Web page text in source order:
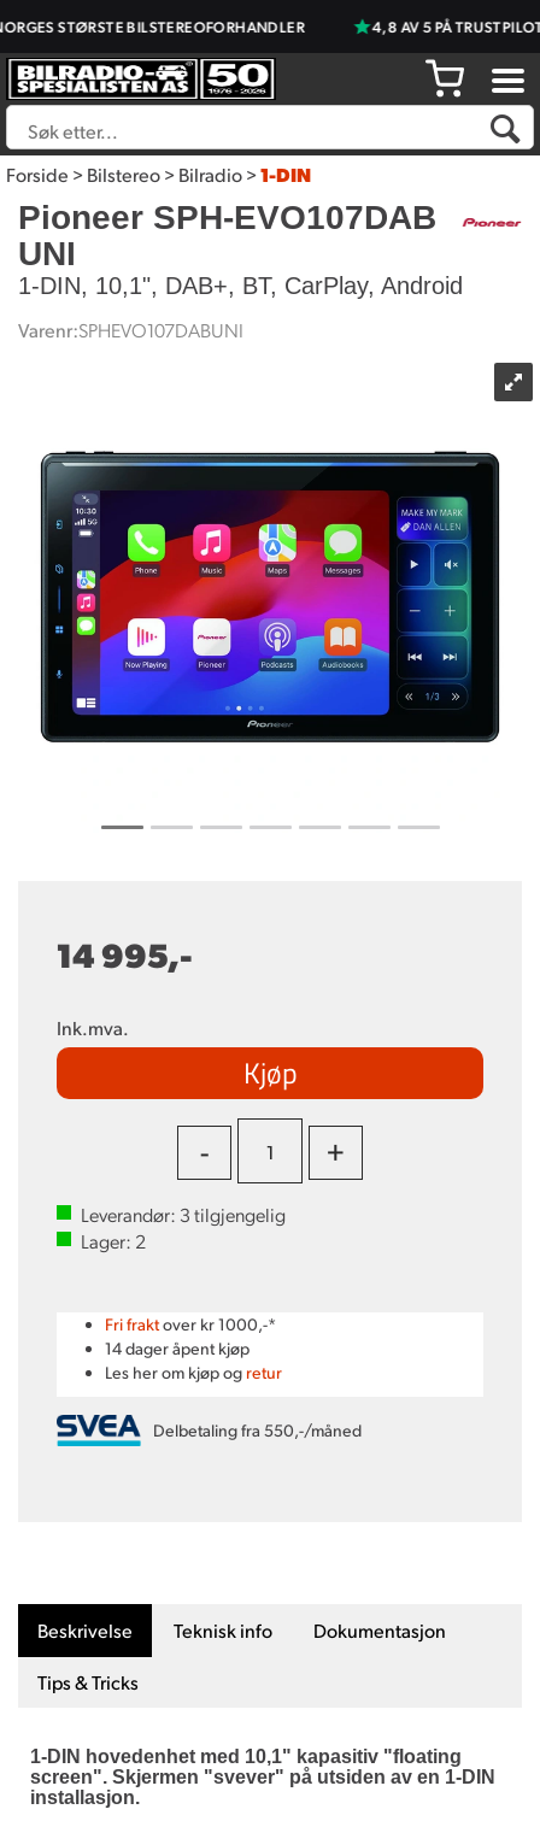
STØRSTE BILSTEREOFORHANDLER 4,8 AV 5 PÅ TRUSTPILOT
Forside>Bilstereo>Bilradio>1-DIN
Pioneer SPH-EVO107DAB
UNI
1-DIN, 10,1", DAB+, BT, CarPlay, Android
Varenr:SPHEVO107DABUNI
14 995,-
Ink.mva.
Kjøp
- +
Leverandør: 3tilgjengelig
Lager: 2
Fri fraktover kr 1000,-*
14 dager åpent kjøp
Les her om kjøp og retur
Delbetaling fra 550,-/måned
Beskrivelse Teknisk info Dokumentasjon
Tips & Tricks
1-DIN hovedenhet med 10,1" kapasitiv "floating
screen". Skjermen "svever" på utsiden av en 1-DIN
installasjon.